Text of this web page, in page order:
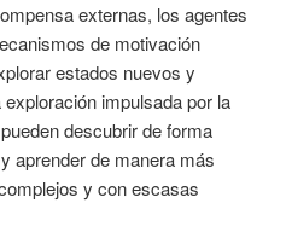
externas, los agentes
de motivación
estados nuevos y
impulsada por la
descubrir de forma
aprender de manera más
y con escasas